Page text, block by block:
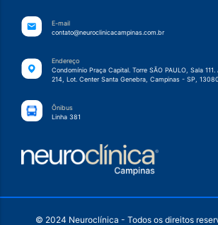
E-mail
contato@neuroclinicacampinas.com.br
Endereço
Condomínio Praça Capital. Torre SÃO PAULO, Sala
214, Lot. Center Santa Genebra, Campinas - SP,
Ônibus
Linha 381
© 2024 Neuroclínica - Todos os direitos